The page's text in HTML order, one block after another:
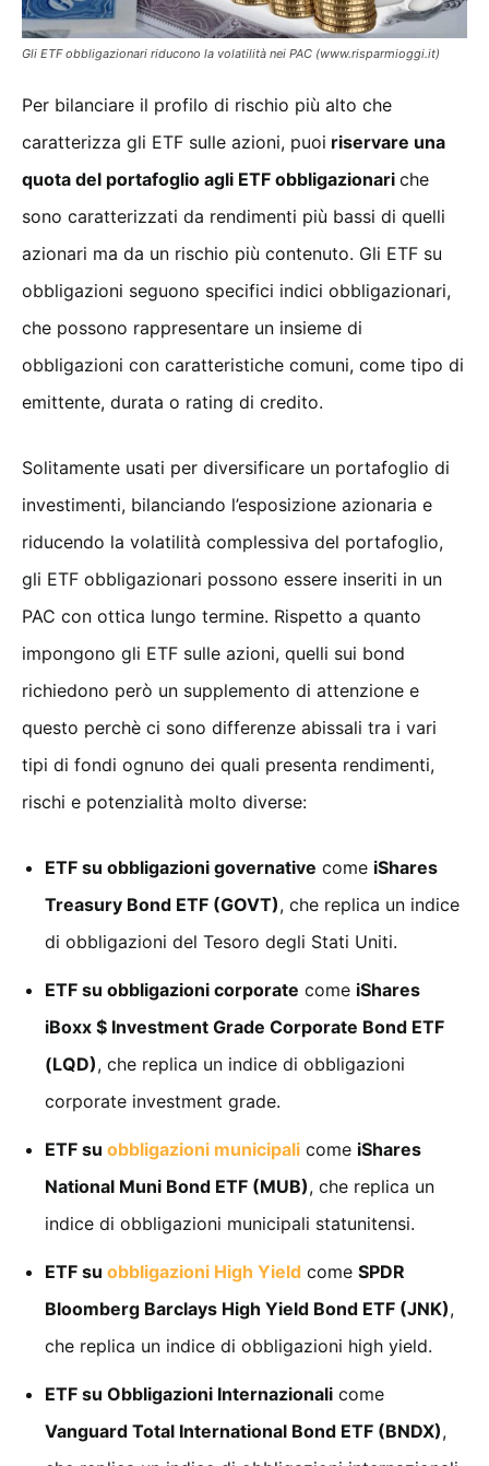
Gli ETF obbligazionari riducono la volatilità nei PAC (www.risparmioggi.it)
Per bilanciare il profilo di rischio più alto che
caratterizza gli ETF sulle azioni, puoi riservare una
quota del portafoglio agli ETF obbligazionari che
sono caratterizzati da rendimenti più bassi di quelli
azionari ma da un rischio più contenuto. Gli ETF su
obbligazioni seguono specifici indici obbligazionari,
che possono rappresentare un insieme di
obbligazioni con caratteristiche comuni, come tipo di
emittente, durata o rating di credito.
Solitamente usati per diversificare un portafoglio di
investimenti, bilanciando l’esposizione azionaria e
riducendo la volatilità complessiva del portafoglio,
gli ETF obbligazionari possono essere inseriti in un
PAC con ottica lungo termine. Rispetto a quanto
impongono gli ETF sulle azioni, quelli sui bond
richiedono però un supplemento di attenzione e
questo perchè ci sono differenze abissali tra i vari
tipi di fondi ognuno dei quali presenta rendimenti,
rischi e potenzialità molto diverse:
ETF su obbligazioni governative come iShares
Treasury Bond ETF (GOVT), che replica un indice
di obbligazioni del Tesoro degli Stati Uniti.
ETF su obbligazioni corporate come iShares
iBoxx $ Investment Grade Corporate Bond ETF
(LQD), che replica un indice di obbligazioni
corporate investment grade.
ETF su obbligazioni municipali come iShares
National Muni Bond ETF (MUB), che replica un
indice di obbligazioni municipali statunitensi.
ETF su obbligazioni High Yield come SPDR
Bloomberg Barclays High Yield Bond ETF (JNK),
che replica un indice di obbligazioni high yield.
ETF su Obbligazioni Internazionali come
Vanguard Total International Bond ETF (BNDX),